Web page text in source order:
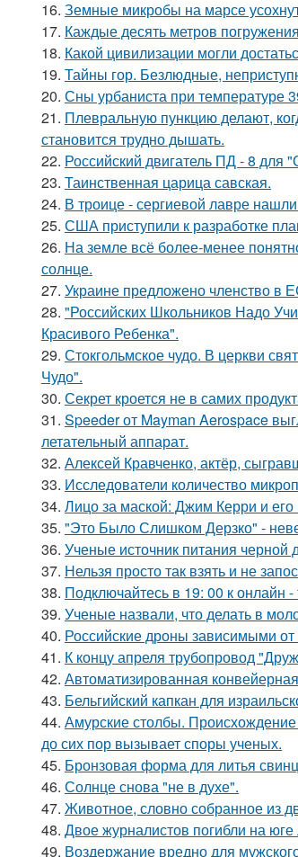
16. Земные микробы на марсе
17. Каждые десять метров
18. Какой цивилизации могли
19. Тайны гор. Безлюдные,
20. Сны урбаниста при температуре
21. Плевральную пункцию делают,
становится трудно дышать.
22. Российский двигатель ПД - 8 для
23. Таинственная царица савская.
24. В троице - сергиевой лавре
25. США приступили к разработке
26. На земле всё более-менее
солнце.
27. Украине предложено членство в
28. "Российских Школьников Надо
Красивого Ребенка".
29. Стокгольмское чудо. В церкви
Чудо".
30. Секрет кроется не в самих
31. Speeder от Mayman Aerospace
летательный аппарат.
32. Алексей Кравченко, актёр,
33. Исследователи количество
34. Лицо за маской: Джим Керри и
35. "Это Было Слишком Дерзко" -
36. Ученые источник питания
37. Нельзя просто так взять и не
38. Подключайтесь в 19: 00 к онлайн -
39. Ученые назвали, что делать в
40. Российские дроны зависимыми от
41. К концу апреля трубопровод
42. Автоматизированная
43. Бельгийский капкан для
44. Амурские столбы.
до сих пор вызывает споры ученых.
45. Бронзовая форма для литья
46. Солнце снова "не в духе".
47. Животное, словно собранное из
48. Двое журналистов погибли на
49. Воздержание вредно для